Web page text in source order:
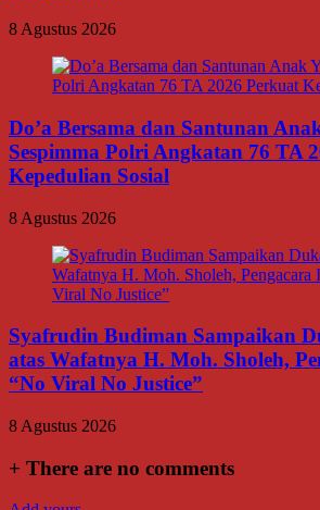
8 Agustus 2026
Do’a Bersama dan Santunan
Sespimma Polri Angkatan 76 TA
Kepedulian Sosial
8 Agustus 2026
Syafrudin Budiman Sampaikan
atas Wafatnya H. Moh. Sholeh,
“No Viral No Justice”
8 Agustus 2026
+ There are no comments